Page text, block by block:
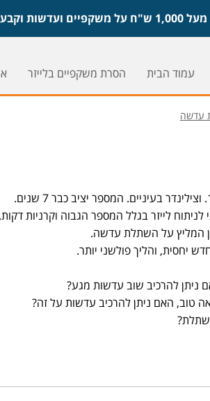
ייעוץ חינם עם פרופ' אבי סלומון,
עמוד הבית הסרת משקפיים בלייזר
עדשה
אותי לניתוח לייזר בגלל המספר הגבוה וקרניות
המליץ על השתלת עדשה.
יחסית, והליך פולשני יותר.